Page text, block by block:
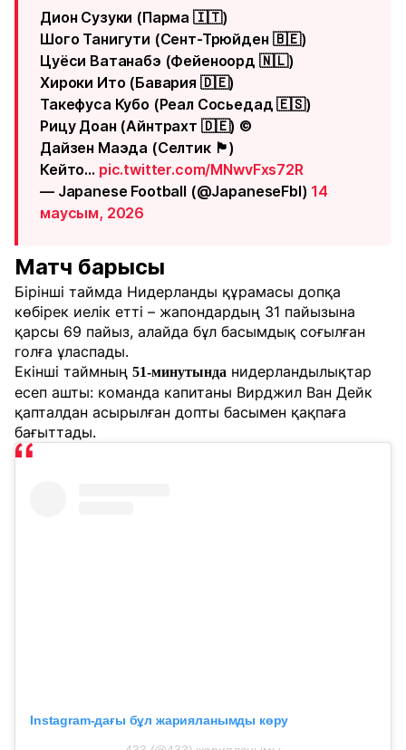
Дион Сузуки (Парма 🇮🇹)
Шого Танигути (Сент-Трюйден 🇧🇪)
Цуёси Ватанабэ (Фейеноорд 🇳🇱)
Хироки Ито (Бавария 🇩🇪)
Такефуса Кубо (Реал Сосьедад 🇪🇸)
Рицу Доан (Айнтрахт 🇩🇪) ©️
Дайзен Маэда (Селтик 🏴󠁧󠁢󠁳󠁣󠁴󠁿)
Кейто… pic.twitter.com/MNwvFxs72R
— Japanese Football (@JapaneseFbl) 14
маусым, 2026
Матч барысы
Бірінші таймда Нидерланды құрамасы допқа
көбірек иелік етті – жапондардың 31 пайызына
қарсы 69 пайыз, алайда бұл басымдық соғылған
голға ұласпады.
Екінші таймның 51-минутында нидерландылықтар
есеп ашты: команда капитаны Вирджил Ван Дейк
қапталдан асырылған допты басымен қақпаға
бағыттады.
Instagram-дағы бұл жарияланымды көру